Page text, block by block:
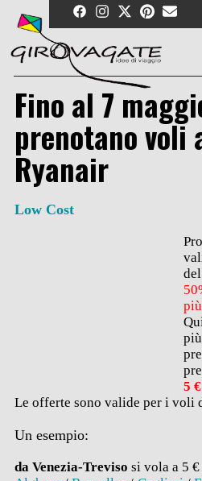
content
Fino al 7
prenotano voli
Ryanair
Low Cost
del
5 €
Le offerte sono valide per i voli
Un esempio:
da Venezia-Treviso si vola a 5